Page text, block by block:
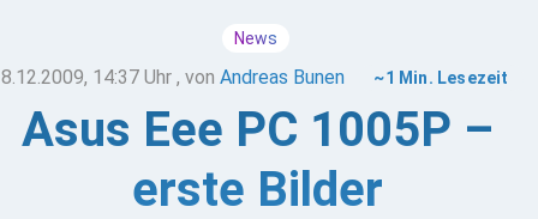
News
14:37 Uhr , vonAndreas Bunen ~1 Min. Lesezeit
Asus Eee PC 1005P –
erste Bilder